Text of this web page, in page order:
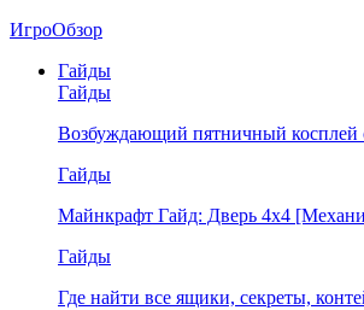
ИгроОбзор
Гайды
Гайды
Возбуждающий пятничный косплей
Гайды
Майнкрафт Гайд: Дверь 4х4
Гайды
Где найти все ящики, секреты,